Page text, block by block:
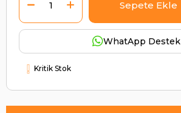
WhatApp Destek
Kritik Stok